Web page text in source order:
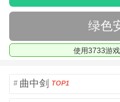
绿色
使用3733游
# 曲中剑 TOP1